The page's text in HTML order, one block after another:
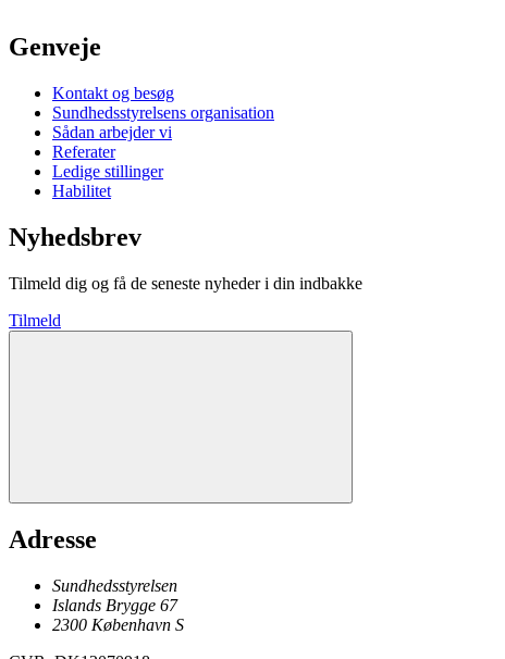
Genveje
Kontakt og besøg
Sundhedsstyrelsens organisation
Sådan arbejder vi
Referater
Ledige stillinger
Habilitet
Nyhedsbrev
Tilmeld dig og få de seneste nyheder i din indbakke
Tilmeld
Adresse
Sundhedsstyrelsen
Islands Brygge 67
2300 København S